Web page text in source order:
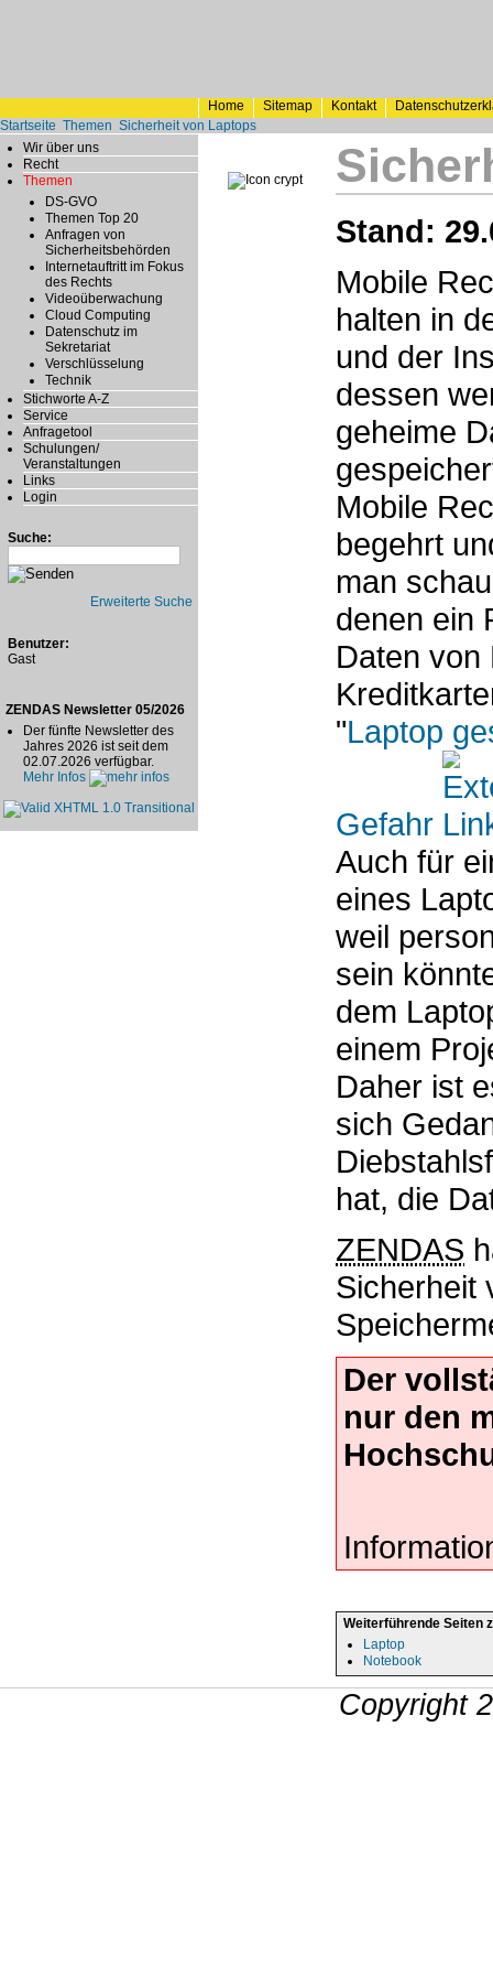
Home Sitemap Kontakt
Startseite Themen Sicherheit von Laptops
Wir über uns
Recht
Themen
DS-GVO
Themen Top 20
Anfragen von
Sicherheitsbehörden
Internetauftritt im Fokus
des Rechts
Videoüberwachung
Cloud Computing
Datenschutz im
Sekretariat
Verschlüsselung
Technik
Stichworte A-Z
Service
Anfragetool
Schulungen/
Veranstaltungen
Links
Login
Suche:
Erweiterte Suche
Benutzer:
Gast
ZENDAS Newsletter 05/2026
Der fünfte Newsletter des
Jahres 2026 ist seit dem
02.07.2026 verfügbar.
Mehr Infos
Stand:
Mobile
halten in
und der
dessen
geheime
Mobile
begehrt
man
denen ein
Daten von
"Laptop
Gefahr
Auch für
eines
weil
sein
dem
einem
Daher ist
sich
hat, die
ZENDAS
Sicherheit
Der
nur den
Weiterführende Seiten
Laptop
Notebook
Copyright